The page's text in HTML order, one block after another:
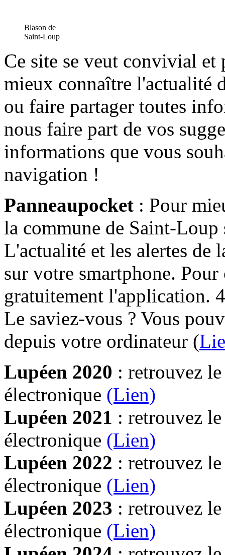
Blason de
Saint-Loup
Ce site se veut convivial et
mieux connaître l'actualité
ou faire partager toutes
nous faire part de vos
informations que vous
navigation !
Panneaupocket : Pour
la commune de Saint-Loup
L'actualité et les alertes de
sur votre smartphone.
gratuitement l'application.
Le saviez-vous ? Vous
depuis votre ordinateur (
Lupéen 2020 : retrouvez
électronique (Lien)
Lupéen 2021 : retrouvez
électronique (Lien)
Lupéen 2022 : retrouvez
électronique (Lien)
Lupéen 2023 : retrouvez
électronique (Lien)